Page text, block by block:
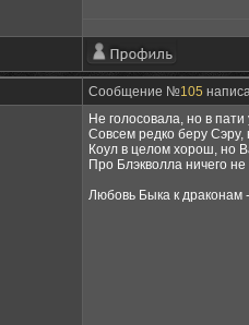
Сообщение №105
Не голосовала, но в
Совсем редко беру Сэру,
Коул в целом хорош, но
Про Блэкволла ничего
Любовь Быка к драконам